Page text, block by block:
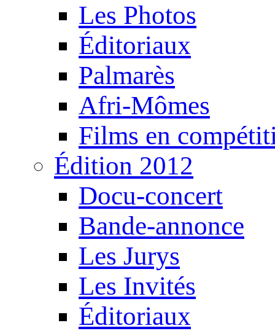
Les Photos
Éditoriaux
Palmarès
Afri-Mômes
Films en
Édition 2012
Docu-concert
Bande-annonce
Les Jurys
Les Invités
Éditoriaux